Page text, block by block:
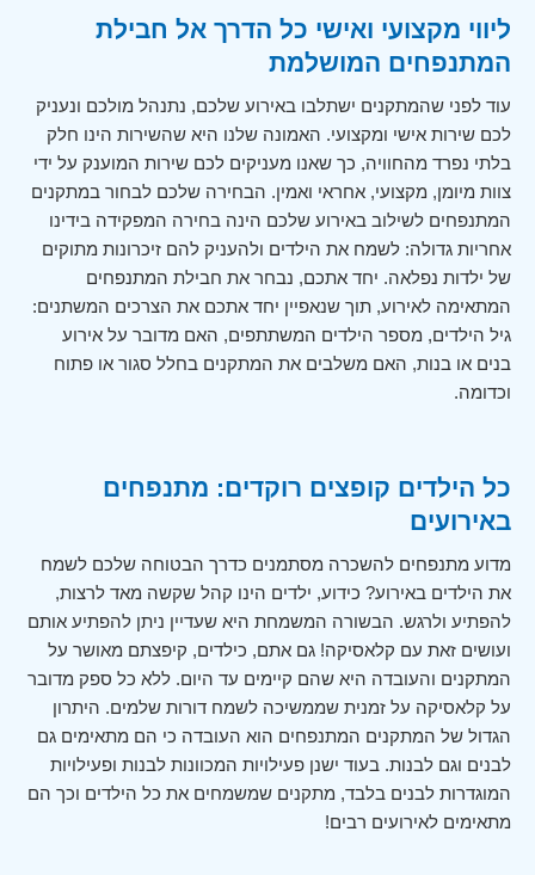
ליווי מקצועי ואישי כל הדרך אל חבילת
המתנפחים המושלמת
עוד לפני שהמתקנים ישתלבו באירוע שלכם, נתנהל מולכם ונעניק
לכם שירות אישי ומקצועי. האמונה שלנו היא שהשירות הינו חלק
בלתי נפרד מהחוויה, כך שאנו מעניקים לכם שירות המוענק על ידי
צוות מיומן, מקצועי, אחראי ואמין. הבחירה שלכם לבחור במתקנים
המתנפחים לשילוב באירוע שלכם הינה בחירה המפקידה בידינו
אחריות גדולה: לשמח את הילדים ולהעניק להם זיכרונות מתוקים
של ילדות נפלאה. יחד אתכם, נבחר את חבילת המתנפחים
המתאימה לאירוע, תוך שנאפיין יחד אתכם את הצרכים המשתנים:
גיל הילדים, מספר הילדים המשתתפים, האם מדובר על אירוע
בנים או בנות, האם משלבים את המתקנים בחלל סגור או פתוח
וכדומה.
כל הילדים קופצים רוקדים: מתנפחים
באירועים
מדוע מתנפחים להשכרה מסתמנים כדרך הבטוחה שלכם לשמח
את הילדים באירוע? כידוע, ילדים הינו קהל שקשה מאד לרצות,
להפתיע ולרגש. הבשורה המשמחת היא שעדיין ניתן להפתיע אותם
ועושים זאת עם קלאסיקה! גם אתם, כילדים, קיפצתם מאושר על
המתקנים והעובדה היא שהם קיימים עד היום. ללא כל ספק מדובר
על קלאסיקה על זמנית שממשיכה לשמח דורות שלמים. היתרון
הגדול של המתקנים המתנפחים הוא העובדה כי הם מתאימים גם
לבנים וגם לבנות. בעוד ישנן פעילויות המכוונות לבנות ופעילויות
המוגדרות לבנים בלבד, מתקנים שמשמחים את כל הילדים וכך הם
מתאימים לאירועים רבים!